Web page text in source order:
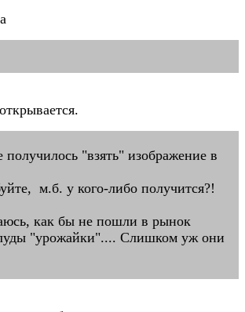
получилось "взять" изображение в
м.б. у кого-либо получится?!
как бы не пошли в рынок
"урожайки".... Слишком уж они